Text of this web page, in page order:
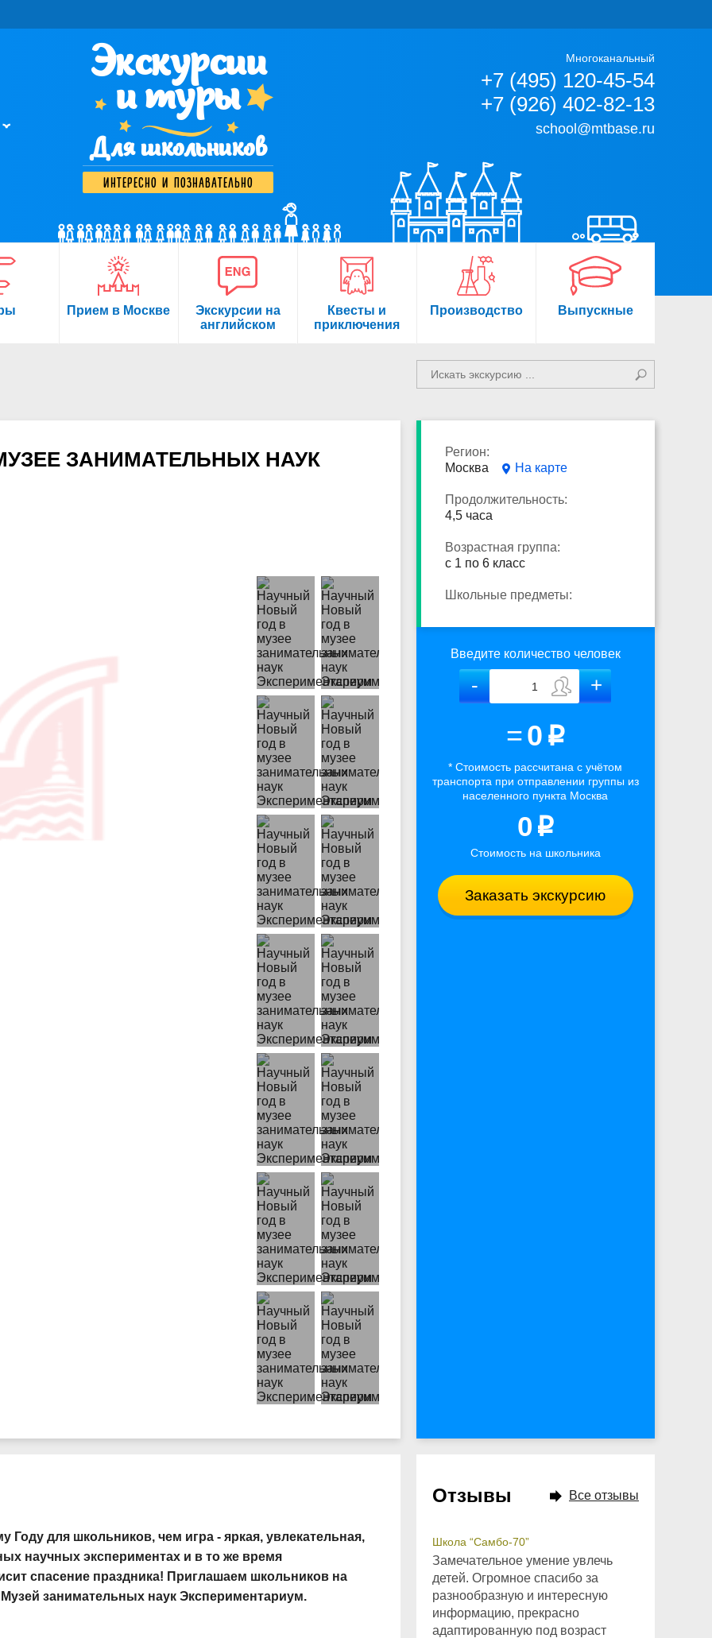
Экскурсии
и туры
Для школьников
интересно и познавательно
Многоканальный
+7 (495) 120-45-54
+7 (926) 402-82-13
school@mtbase.ru
Прием в Москве
Экскурсии на
английском
Квесты и
приключения
Производство Выпускные
ЗАНИМАТЕЛЬНЫХ НАУК
Регион:
Москва
На карте
Продолжительность:
4,5 часа
Возрастная группа:
с 1 по 6 класс
Школьные предметы:
Введите количество человек
=0 p
* Стоимость рассчитанас учётом
транспорта при отправлении группы из
населенного пункта Москва
0 p
Стоимость на школьника
Заказать экскурсию
для школьников, чем игра - яркая, увлекательная,
научных экспериментах и в то же время
спасение праздника! Приглашаем школьников на
занимательных наук Экспериментариум.
Отзывы Все отзывы
Школа “Самбо-70”
Замечательное умение увлечь
детей. Огромное спасибо за
разнообразную и интересную
информацию, прекрасно
адаптированную под возраст